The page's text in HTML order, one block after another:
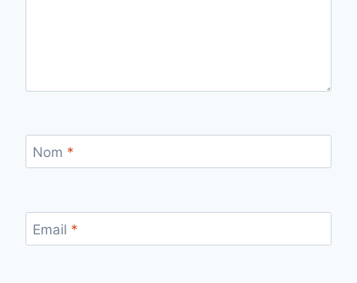
Nom *
Email *